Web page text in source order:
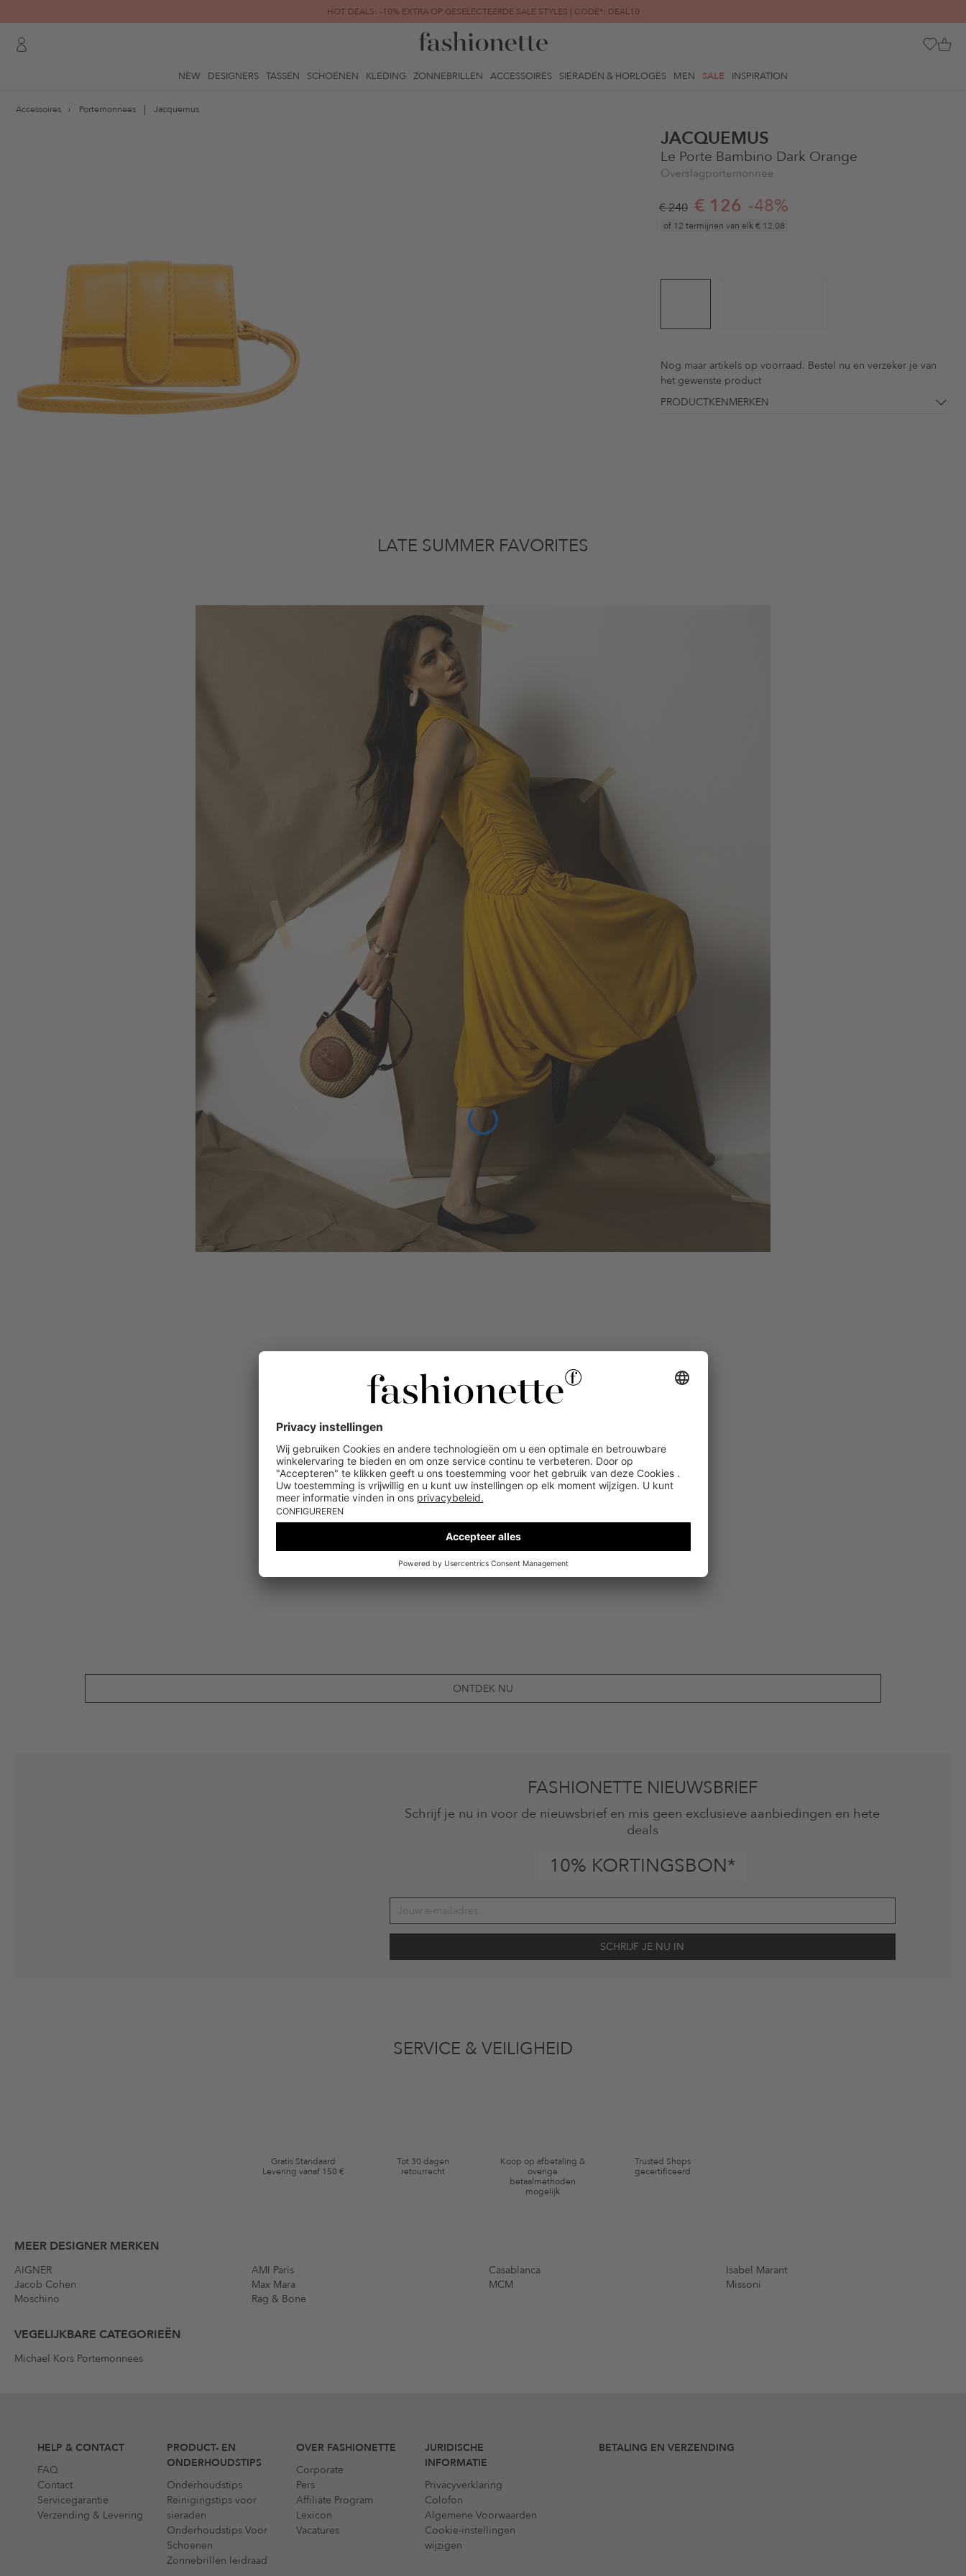
HOT DEALS: -10% EXTRA OP GESELECTEERDE SALE STYLES | CODE*: DEAL10
FINAL SALE | TOT -80% GEREDUCEERD
NEW DESIGNERS TASSEN SCHOENEN KLEDING ZONNEBRILLEN ACCESSOIRES SIERADEN & HORLOGES MEN SALE INSPIRATION
Accessoires Portemonnees Jacquemus
JACQUEMUS
Le Porte Bambino Dark Orange
Overslagportemonnee
€ 240 € 126 -48%
of 12 termijnen van elk€ 12,08
Nog maar artikels op voorraad. Bestel nu en verzeker je van
het gewenste product
PRODUCTKENMERKEN
LATE SUMMER FAVORITES
ONTDEK NU
FASHIONETTE NIEUWSBRIEF
Schrijf je nu in voor de nieuwsbrief en mis geen exclusieve aanbiedingen en hete
deals
10% KORTINGSBON*
SERVICE & VEILIGHEID
Gratis Standaard
Levering vanaf 150 €
Tot 30 dagen
retourrecht
Koop op afbetaling &
overige
betaalmethoden
mogelijk
Trusted Shops
gecertificeerd
MEER DESIGNER MERKEN
AIGNER AMI Paris Casablanca
Isabel Marant
Jacob Cohen
Max Mara MCM
Missoni
Moschino
Rag & Bone
VEGELIJKBARE CATEGORIEËN
Michael Kors Portemonnees
HELP & CONTACT
FAQ
Contact
Servicegarantie
Verzending & Levering
PRODUCT- EN
ONDERHOUDSTIPS
Onderhoudstips
Reinigingstips voor
sieraden
Onderhoudstips Voor
Schoenen
Zonnebrillen leidraad
OVER FASHIONETTE
Corporate
Pers
Affiliate Program
Lexicon
Vacatures
JURIDISCHE
INFORMATIE
Privacyverklaring
Colofon
Algemene Voorwaarden
Cookie-instellingen
wijzigen
BETALING EN VERZENDING